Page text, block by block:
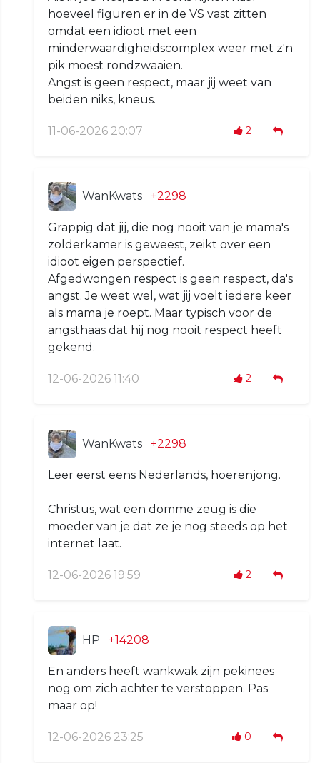
hoeveel figuren er in de VS vast zitten
omdat een idioot met een
minderwaardigheidscomplex weer met z'n
pik moest rondzwaaien.
Angst is geen respect, maar jij weet van
beiden niks, kneus.
11-06-2026 20:07 2
WanKwats +2298
Grappig dat jij, die nog nooit van je mama's
zolderkamer is geweest, zeikt over een
idioot eigen perspectief.
Afgedwongen respect is geen respect, da's
angst. Je weet wel, wat jij voelt iedere keer
als mama je roept. Maar typisch voor de
angsthaas dat hij nog nooit respect heeft
gekend.
12-06-2026 11:40 2
WanKwats +2298
Leer eerst eens Nederlands, hoerenjong.
Christus, wat een domme zeug is die
moeder van je dat ze je nog steeds op het
internet laat.
12-06-2026 19:59 2
HP +14208
En anders heeft wankwak zijn pekinees
nog om zich achter te verstoppen. Pas
maar op!
12-06-2026 23:25 0